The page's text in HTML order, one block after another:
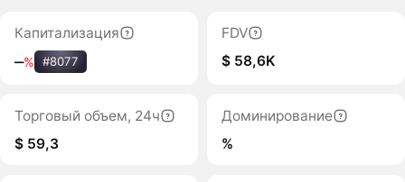
Капитализация
‒% #8077
FDV
$ 58,6K
Торговый объем, 24ч
$ 59,3
Доминирование
%